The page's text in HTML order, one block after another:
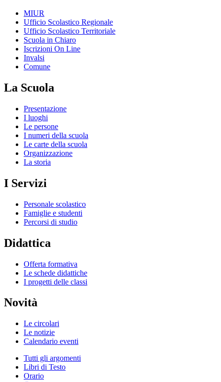
MIUR
Ufficio Scolastico Regionale
Ufficio Scolastico Territoriale
Scuola in Chiaro
Iscrizioni On Line
Invalsi
Comune
La Scuola
Presentazione
I luoghi
Le persone
I numeri della scuola
Le carte della scuola
Organizzazione
La storia
I Servizi
Personale scolastico
Famiglie e studenti
Percorsi di studio
Didattica
Offerta formativa
Le schede didattiche
I progetti delle classi
Novità
Le circolari
Le notizie
Calendario eventi
Tutti gli argomenti
Libri di Testo
Orario